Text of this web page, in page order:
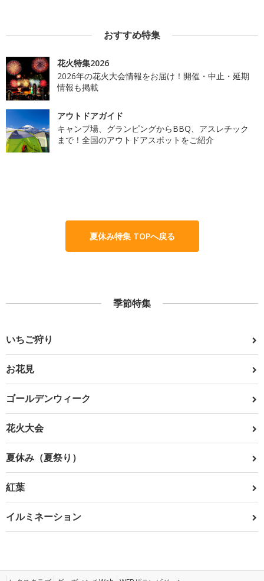
おすすめ特集
花火特集2026
2026年の花火大会情報をお届け！開催・中止・延期
情報も掲載
アウトドアガイド
キャンプ場、グランピングからBBQ、アスレチック
まで！全国のアウトドアスポットをご紹介
夏休み特集 TOPへ戻る
季節特集
いちご狩り
お花見
ゴールデンウィーク
花火大会
夏休み（夏祭り）
紅葉
イルミネーション